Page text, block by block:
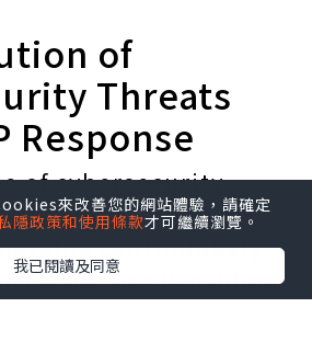
of
Threats
Response
of cybersecurity
evolving, with new
continuously.
Service Providers
來改善您的網站體驗，請確定
隱政策和使用條款才可繼續瀏覽。
我已閱讀及同意